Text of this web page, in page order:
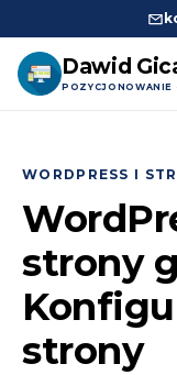
Dawid
POZYCJONOWANIE
treściWORDPRESS I
strony
strony